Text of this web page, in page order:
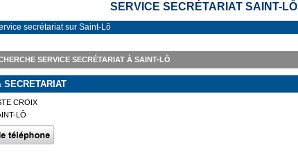
SERVICE SECRÉTARIAT SAINT-LÔ
secrétariat sur Saint-Lô
SERVICE SECRÉTARIAT À SAINT-LÔ
SECRETARIAT
CROIX
LÔ